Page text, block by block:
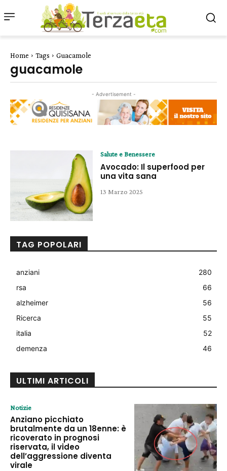
Home Tags Guacamole
guacamole
- Advertisement -
Salute e Benessere
Avocado: Il superfood per
una vita sana
13 Marzo 2025
TAG POPOLARI
anziani
280
rsa
66
alzheimer
56
Ricerca
55
italia
52
demenza
46
ULTIMI ARTICOLI
Notizie
Anziano picchiato
brutalmente da un 18enne: è
ricoverato in prognosi
riservata, il video
dell’aggressione diventa
virale